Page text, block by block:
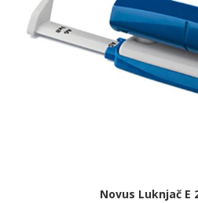
Novus Luknjač E